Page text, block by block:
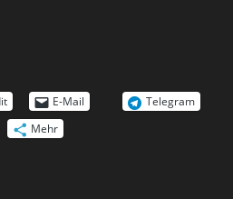
E-Mail
Telegram
Mehr